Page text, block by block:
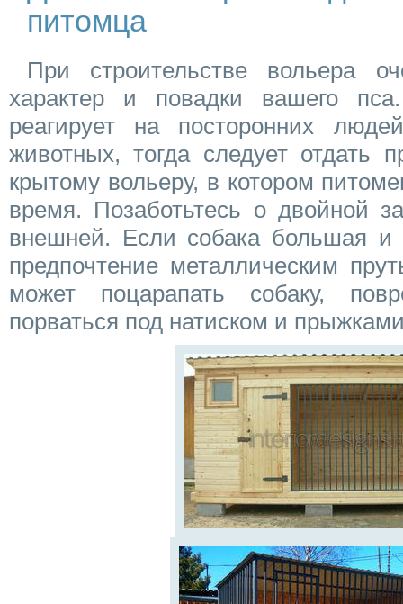
питомца
При строительстве вольера
характер и повадки вашего
реагирует на посторонних
животных, тогда следует отдать
крытому вольеру, в котором
время. Позаботьтесь о двойной
внешней. Если собака большая и
предпочтение металлическим
может поцарапать собаку,
порваться под натиском и